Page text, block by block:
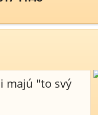
majú "to svý